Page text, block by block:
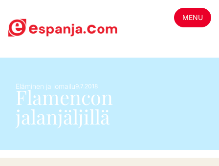
MENU
Eläminen ja lomailu9.7.2018
Flamencon
jalanjäljillä